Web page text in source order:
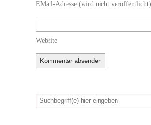
EMail-Adresse (wird nicht veröffentlicht)
Website